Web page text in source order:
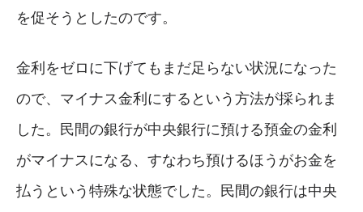
を促そうとしたのです。
金利をゼロに下げてもまだ足らない状況になった
ので、マイナス金利にするという方法が採られま
した。民間の銀行が中央銀行に預ける預金の金利
がマイナスになる、すなわち預けるほうがお金を
払うという特殊な状態でした。民間の銀行は中央